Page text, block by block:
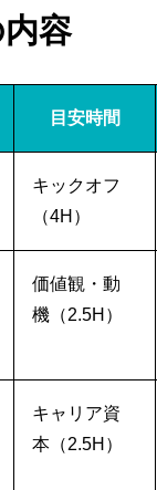
容
目安時間
キックオフ
（4H）
価値観・動
機（2.5H）
キャリア資
本（2.5H）